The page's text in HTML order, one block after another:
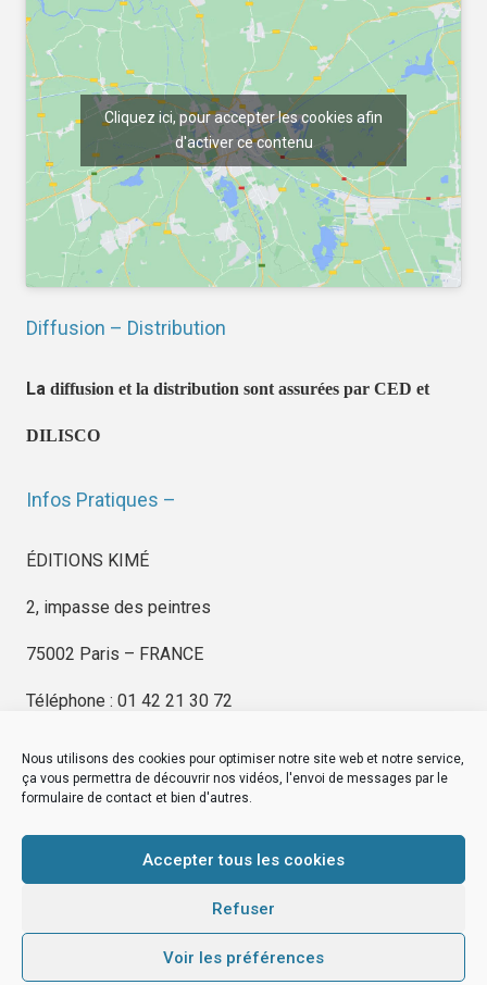
Nous utilisons des cookies pour optimiser notre site web et notre service,
ça vous permettra de découvrir nos vidéos, l'envoi de messages par le
formulaire de contact et bien d'autres.
Accepter tous les cookies
Refuser
Voir les préférences
Cliquez ici, pour accepter les cookies afin
d'activer ce contenu
Diffusion – Distribution
La diffusion et la distribution sont assurées par CED et
DILISCO
Infos Pratiques –
ÉDITIONS KIMÉ
2, impasse des peintres
75002 Paris – FRANCE
Téléphone : 01 42 21 30 72
EDITIONS KIMÉ
Mentions Légales
© byeDovel.com
editionskime.fr